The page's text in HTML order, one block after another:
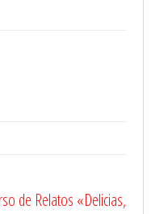
de Relatos «Delicias,